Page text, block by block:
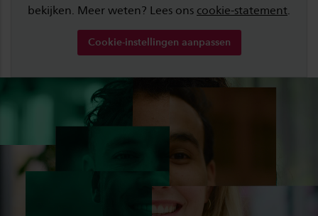
bekijken. Meer weten? Lees ons cookie-statement.
Cookie-instellingen aanpassen